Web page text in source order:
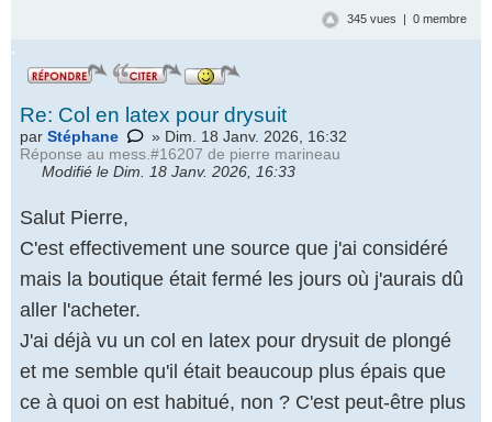
345 vues | 0 membre
.
Re: Col en latex pour drysuit
par Stéphane
» Dim. 18 Janv. 2026, 16:32
Réponse au mess.#16207 de pierre marineau
Modifié le Dim. 18 Janv. 2026, 16:33
Salut Pierre,
C'est effectivement une source que j'ai considéré
mais la boutique était fermé les jours où j'aurais dû
aller l'acheter.
J'ai déjà vu un col en latex pour drysuit de plongé
et me semble qu'il était beaucoup plus épais que
ce à quoi on est habitué, non ? C'est peut-être plus